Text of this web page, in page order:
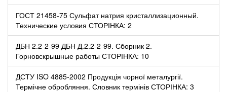
ГОСТ 21458-75 Сульфат натрия кристаллизационный.
Технические условия СТОРІНКА: 2
ДБН 2.2-2-99 ДБН Д.2.2-2-99. Сборник 2.
Горновскрышные работы СТОРІНКА: 10
ДСТУ ISO 4885-2002 Продукція чорної металургії.
Термічне обробляння. Словник термінів СТОРІНКА: 3